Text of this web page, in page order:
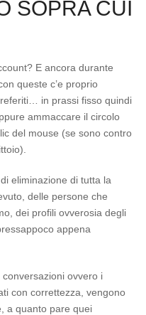
SOPRA CUI
E ancora durante
queste c’e proprio
in prassi fisso quindi
ammaccare il circolo
del mouse (se sono contro
eliminazione di tutta la
delle persone che
dei profili ovverosia degli
appena
ovvero i
con correttezza, vengono
a quanto pare quei